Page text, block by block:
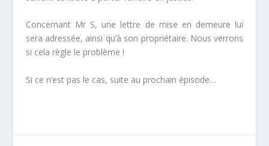
Concernant Mr S, une lettre de mise en demeure lui
sera adressée, ainsi qu’à son propriétaire. Nous verrons
si cela règle le problème !
Si ce n’est pas le cas, suite au prochain épisode…